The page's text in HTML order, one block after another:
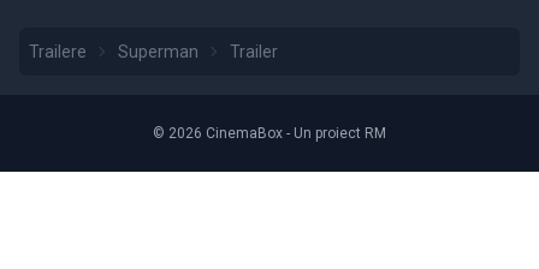
Trailere Superman Trailer
© 2026 CinemaBox - Un proiect RM